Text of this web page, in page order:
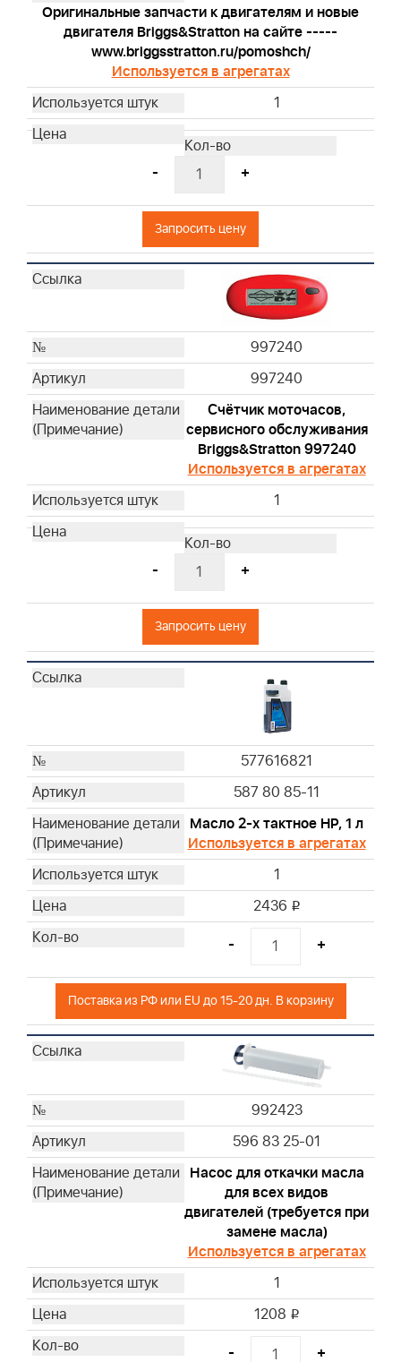
795066
796254
793676
593260
799579
272403S
697029
273356S
595853
270093
270251
270447
270528S
270579S
270843S
270848
393406
393957S
397795S
399806S
399877S
399968
491384
491950
499486S
691667
692446
692519
695302
710265
710266
711459
790166
792101
793569
794071
796970
797032
805113
841359
820263WM
Оригинальные запчасти к двигателям и новые
двигателя Briggs&Stratton на сайте -----
www.briggsstratton.ru/pomoshch/
Используется в агрегатах
1
- +
Запросить цену
997240
997240
Счётчик моточасов,
сервисного обслуживания
Briggs&Stratton 997240
Используется в агрегатах
1
- +
Запросить цену
577616821
587 80 85-11
Масло 2-х тактное HP, 1 л
Используется в агрегатах
1
2436 i
- +
Поставка из РФ или EU до 15-20 дн. В корзину
992423
596 83 25-01
Насос для откачки масла
для всех видов
двигателей (требуется при
замене масла)
Используется в агрегатах
1
1208 i
- +